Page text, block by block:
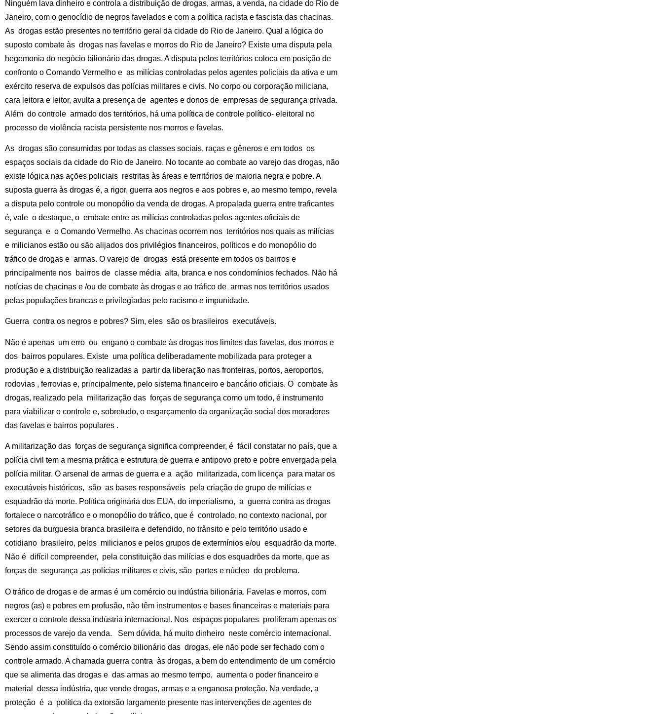
Ninguém lava dinheiro e controla a distribuição de drogas, armas, a venda, na cidade do Rio de
Janeiro, com o genocídio de negros favelados e com a política racista e fascista das chacinas.
As drogas estão presentes no território geral da cidade do Rio de Janeiro. Qual a lógica do
suposto combate às drogas nas favelas e morros do Rio de Janeiro? Existe uma disputa pela
hegemonia do negócio bilionário das drogas. A disputa pelos territórios coloca em posição de
confronto o Comando Vermelho e as milícias controladas pelos agentes policiais da ativa e um
exército reserva de expulsos das polícias militares e civis. No corpo ou corporação miliciana,
cara leitora e leitor, avulta a presença de agentes e donos de empresas de segurança privada.
Além do controle armado dos territórios, há uma política de controle político- eleitoral no
processo de violência racista persistente nos morros e favelas.
As drogas são consumidas por todas as classes sociais, raças e gêneros e em todos os
espaços sociais da cidade do Rio de Janeiro. No tocante ao combate ao varejo das drogas, não
existe lógica nas ações policiais restritas às áreas e territórios de maioria negra e pobre. A
suposta guerra às drogas é, a rigor, guerra aos negros e aos pobres e, ao mesmo tempo, revela
a disputa pelo controle ou monopólio da venda de drogas. A propalada guerra entre traficantes
é, vale o destaque, o embate entre as milícias controladas pelos agentes oficiais de
segurança e o Comando Vermelho. As chacinas ocorrem nos territórios nos quais as milícias
e milicianos estão ou são alijados dos privilégios financeiros, políticos e do monopólio do
tráfico de drogas e armas. O varejo de drogas está presente em todos os bairros e
principalmente nos bairros de classe média alta, branca e nos condomínios fechados. Não há
notícias de chacinas e /ou de combate às drogas e ao tráfico de armas nos territórios usados
pelas populações brancas e privilegiadas pelo racismo e impunidade.
Guerra contra os negros e pobres? Sim, eles são os brasileiros executáveis.
Não é apenas um erro ou engano o combate às drogas nos limites das favelas, dos morros e
dos bairros populares. Existe uma política deliberadamente mobilizada para proteger a
produção e a distribuição realizadas a partir da liberação nas fronteiras, portos, aeroportos,
rodovias , ferrovias e, principalmente, pelo sistema financeiro e bancário oficiais. O combate às
drogas, realizado pela militarização das forças de segurança como um todo, é instrumento
para viabilizar o controle e, sobretudo, o esgarçamento da organização social dos moradores
das favelas e bairros populares .
A militarização das forças de segurança significa compreender, é fácil constatar no país, que a
polícia civil tem a mesma prática e estrutura de guerra e antipovo preto e pobre envergada pela
polícia militar. O arsenal de armas de guerra e a ação militarizada, com licença para matar os
executáveis históricos, são as bases responsáveis pela criação de grupo de milícias e
esquadrão da morte. Política originária dos EUA, do imperialismo, a guerra contra as drogas
fortalece o narcotráfico e o monopólio do tráfico, que é controlado, no contexto nacional, por
setores da burguesia branca brasileira e defendido, no trânsito e pelo território usado e
cotidiano brasileiro, pelos milicianos e pelos grupos de extermínios e/ou esquadrão da morte.
Não é difícil compreender, pela constituição das milícias e dos esquadrões da morte, que as
forças de segurança ,as polícias militares e civis, são partes e núcleo do problema.
O tráfico de drogas e de armas é um comércio ou indústria bilionária. Favelas e morros, com
negros (as) e pobres em profusão, não têm instrumentos e bases financeiras e materiais para
exercer o controle dessa indústria internacional. Nos espaços populares proliferam apenas os
processos de varejo da venda. Sem dúvida, há muito dinheiro neste comércio internacional.
Sendo assim constituído o comércio bilionário das drogas, ele não pode ser fechado com o
controle armado. A chamada guerra contra às drogas, a bem do entendimento de um comércio
que se alimenta das drogas e das armas ao mesmo tempo, aumenta o poder financeiro e
material dessa indústria, que vende drogas, armas e a enganosa proteção. Na verdade, a
proteção é a política da extorsão largamente presente nas intervenções de agentes de